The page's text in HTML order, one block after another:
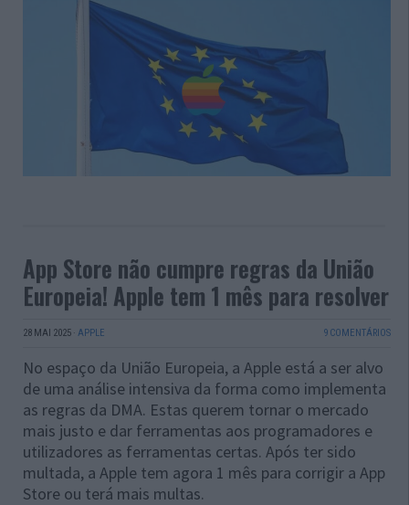
App Store não cumpre regras da União
Europeia! Apple tem 1 mês para resolver
28 MAI 2025 · APPLE 9 COMENTÁRIOS
No espaço da União Europeia, a Apple está a ser alvo
de uma análise intensiva da forma como implementa
as regras da DMA. Estas querem tornar o mercado
mais justo e dar ferramentas aos programadores e
utilizadores as ferramentas certas. Após ter sido
multada, a Apple tem agora 1 mês para corrigir a App
Store ou terá mais multas.